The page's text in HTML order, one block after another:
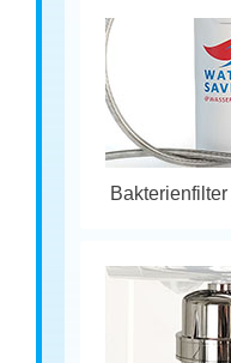
Bakterienfilter